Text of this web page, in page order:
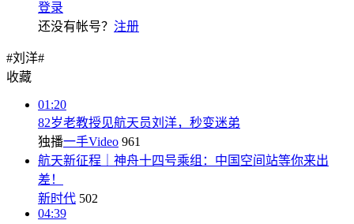
登录
还没有帐号？ 注册
#刘洋#
收藏
01:20
82岁老教授见航天员刘洋，秒变迷弟
独播一手Video 961
航天新征程｜神舟十四号乘组：中国空间站等你来出
差！
新时代 502
04:39